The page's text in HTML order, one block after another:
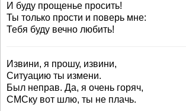
И буду прощенье просить!
Ты только прости и поверь мне:
Тебя буду вечно любить!
Извини, я прошу, извини,
Ситуацию ты измени.
Был неправ. Да, я очень горяч,
СМСку вот шлю, ты не плачь.